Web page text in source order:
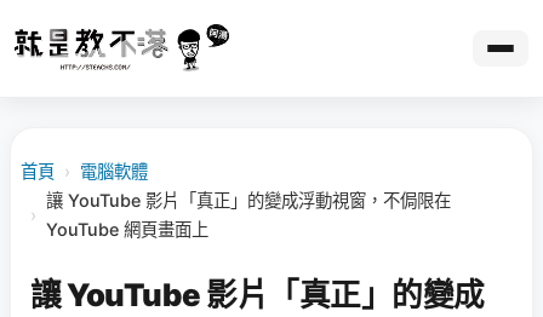
首頁 › 電腦軟體
›
讓 YouTube 影片「真正」的變成浮動視窗，不侷限在
YouTube 網頁畫面上
讓 YouTube 影片「真正」的變成